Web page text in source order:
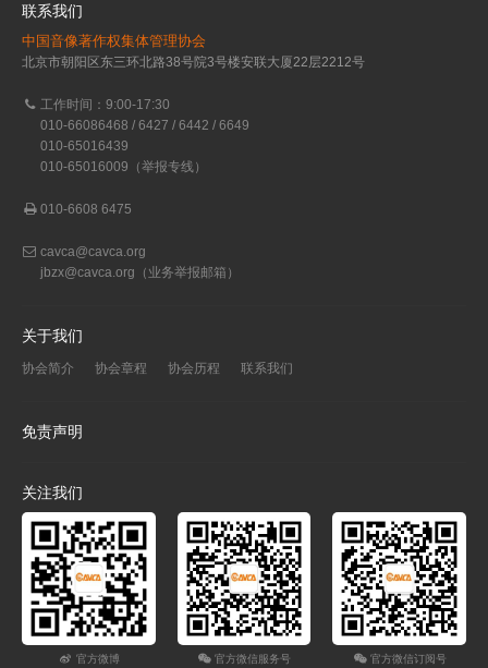
联系我们
中国音像著作权集体管理协会
北京市朝阳区东三环北路38号院3号楼安联大厦22层2212号
工作时间：9:00-17:30
010-66086468 / 6427 / 6442 / 6649
010-65016439
010-65016009（举报专线）
010-6608 6475
cavca@cavca.org
jbzx@cavca.org （业务举报邮箱）
关于我们
协会简介 协会章程 协会历程 联系我们
免责声明
关注我们
官方微博 官方微信服务号 官方微信订阅号